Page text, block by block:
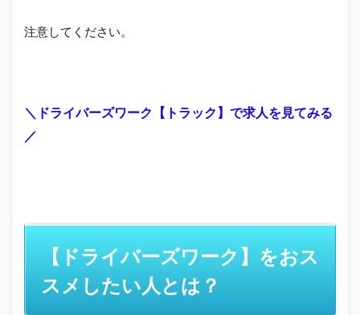
注意してください。
＼ドライバーズワーク【トラック】で求人を見てみる
／
【ドライバーズワーク】をおス
スメしたい人とは？